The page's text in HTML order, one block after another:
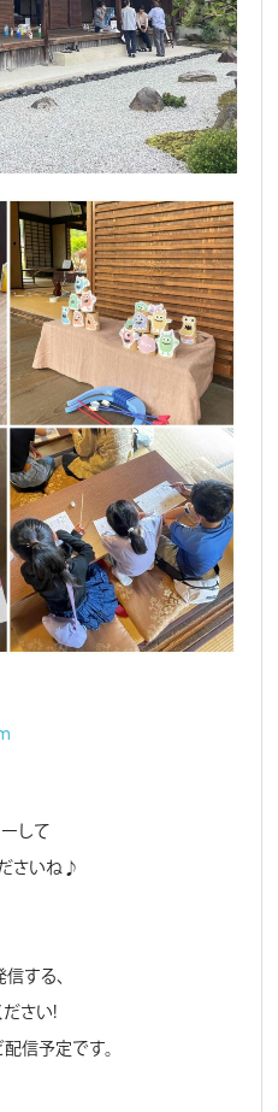
して
さいね♪
する、
さい！
信予定です。